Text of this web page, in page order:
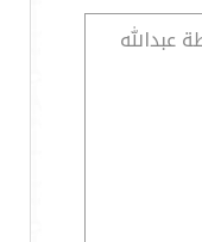
عبدالله